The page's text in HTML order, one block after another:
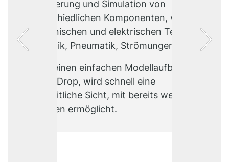
Modellierung und Simulation von
unterschiedlichen Komponenten, wie
mechanischen und elektrischen Teilen,
Hydraulik, Pneumatik, Strömungen etc.
Durch einen einfachen Modellaufbau via
Drag & Drop, wird schnell eine
ganzheitliche Sicht, mit bereits wenigen
Eckdaten ermöglicht.